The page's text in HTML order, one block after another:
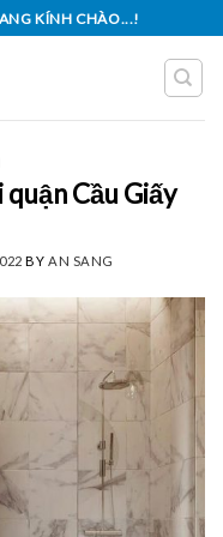
KÍNH CHÀO...!
Cầu Giấy
BY AN SANG